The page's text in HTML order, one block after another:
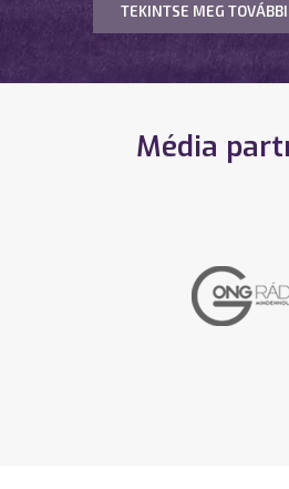
TEKINTSE MEG
Média